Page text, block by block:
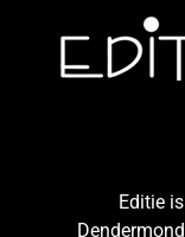
Editie